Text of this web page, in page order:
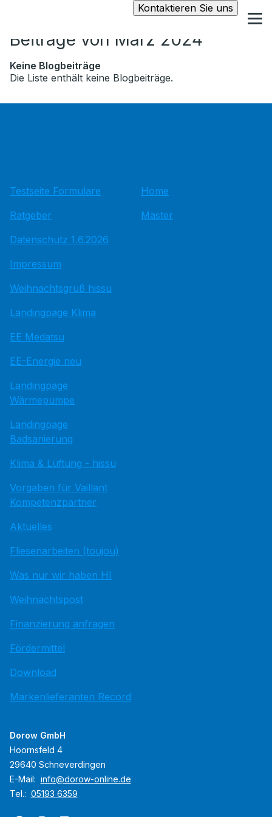
Kontaktieren Sie uns
Beiträge von März 2024
Keine Blogbeiträge
Die Liste enthält keine Blogbeiträge.
Testseite Formulare
Ratgeber
Datenschutz 1.6.2026
Impressum
Weihnachtsgruß hissu
Landingpage Klima
EE Medatsu
EE-Energie neu
Landingpage
Wärmepumpe
Landingpage
Badsanierung
Klima & Lüftung - hissu
Vorgaben für Vaillant
Kompetenzpartner
Aktuelles
Fliesenarbeiten (toujou)
Was nur wir haben HI
Weihnachtspost
Finanzierung anfragen
Fördermittel
Download
Markenlieferanten Record
Home
Master
Dorow GmbH
Hoornsfeld 4
29640 Schneverdingen
E-Mail: info@dorow-online.de
Tel.: 05193 6359